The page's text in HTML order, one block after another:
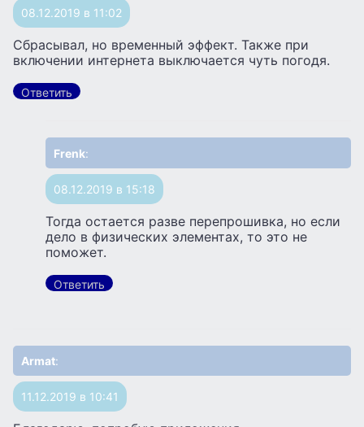
08.12.2019 в 11:02
Сбрасывал, но временный эффект. Также при
включении интернета выключается чуть погодя.
Ответить
Frenk:
08.12.2019 в 15:18
Тогда остается разве перепрошивка, но если
дело в физических элементах, то это не
поможет.
Ответить
Armat:
11.12.2019 в 10:41